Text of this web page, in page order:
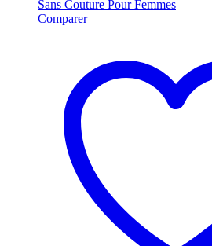
Comparer